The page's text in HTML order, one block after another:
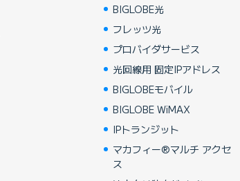
BIGLOBE光
フレッツ光
プロバイダサービス
光回線用 固定IPアドレス
BIGLOBEモバイル
BIGLOBE WiMAX
IPトランジット
マカフィー®マルチ アクセ
ス